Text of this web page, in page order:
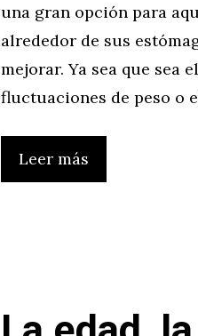
una gran opción para
alrededor de sus
mejorar. Ya sea que sea
fluctuaciones de peso o
Leer más